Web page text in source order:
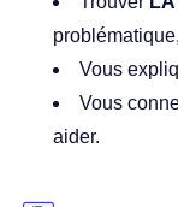
problématique,
Vous
Vous
aider.